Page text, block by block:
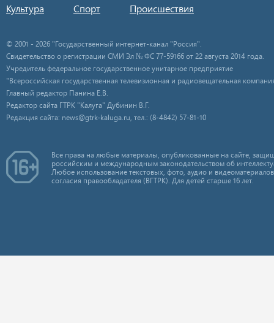
Культура
Спорт Происшествия
© 2001 - 2026 "Государственный интернет-канал "Россия".
Свидетельство о регистрации СМИ Эл № ФС 77-59166 от 22 августа 2014 года.
Учредитель федеральное государственное унитарное предприятие
"Всероссийская государственная телевизионная и радиовещательная
Главный редактор Панина Е.В.
Редактор сайта ГТРК "Калуга" Дубинин В.Г.
Редакция сайта: news@gtrk-kaluga.ru, тел.: (8-4842) 57-81-10
Все права на любые материалы, опубликованные на сайте,
российским и международным законодательством об
Любое использование текстовых, фото, аудио и
согласия правообладателя (ВГТРК). Для детей старше 16 лет.